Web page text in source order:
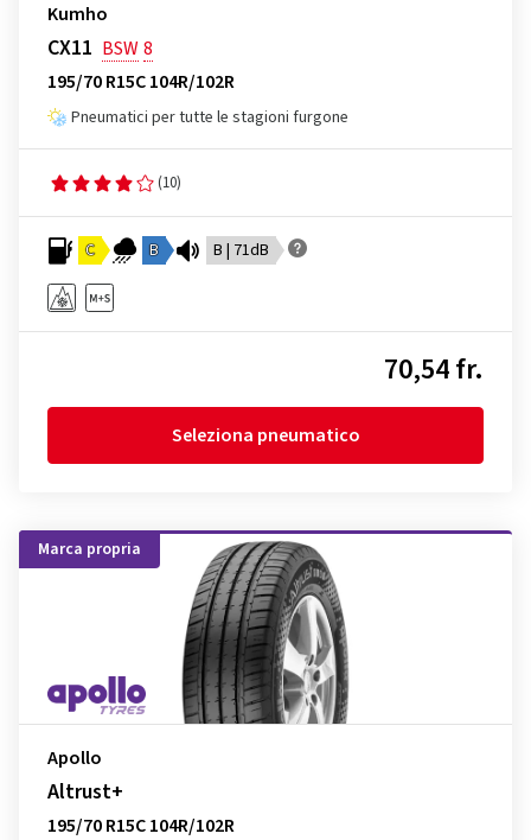
Kumho
CX11 BSW8
195/70 R15C 104R/102R
Pneumatici per tutte le stagioni furgone
(10)
C B B | 71dB
70,54 fr.
Seleziona pneumatico
Marca propria
Apollo
Altrust+
195/70 R15C 104R/102R